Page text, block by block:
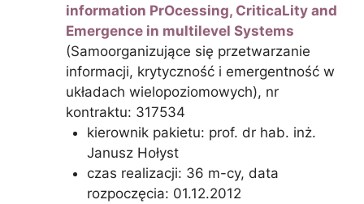
information PrOcessing, CriticaLity and
Emergence in multilevel Systems
(Samoorganizujące się przetwarzanie
informacji, krytyczność i emergentność w
układach wielopoziomowych), nr
kontraktu: 317534
kierownik pakietu: prof. dr hab. inż.
Janusz Hołyst
czas realizacji: 36 m-cy, data
rozpoczęcia: 01.12.2012